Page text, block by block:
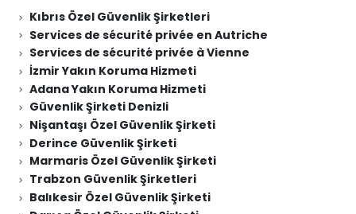
Kıbrıs Özel Güvenlik Şirketleri
Services de sécurité privée en Autriche
Services de sécurité privée à Vienne
İzmir Yakın Koruma Hizmeti
Adana Yakın Koruma Hizmeti
Güvenlik Şirketi Denizli
Nişantaşı Özel Güvenlik Şirketi
Derince Güvenlik Şirketi
Marmaris Özel Güvenlik Şirketi
Trabzon Güvenlik Şirketleri
Balıkesir Özel Güvenlik Şirketi